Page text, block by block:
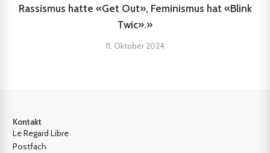
Rassismus hatte «Get Out», Feminismus hat «Blink
Twic».»
11. Oktober 2024
Kontakt
Le Regard Libre
Postfach